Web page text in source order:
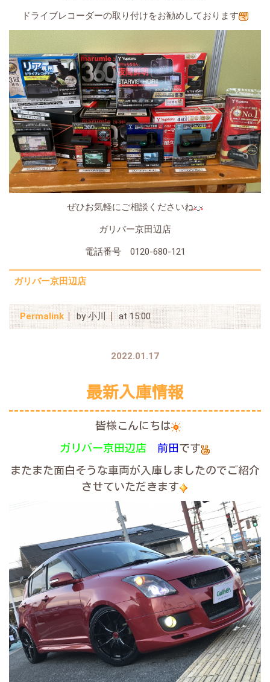
ドライブレコーダーの取り付けをお勧めしております
ぜひお気軽にご相談くださいね
ガリバー京田辺店
電話番号 0120-680-121
ガリバー京田辺店
Permalink by 小川 at 15:00
2022.01.17
最新入庫情報
皆様こんにちは
ガリバー京田辺店 前田 です
またまた面白そうな車両が入庫しましたのでご紹介
させていただきます